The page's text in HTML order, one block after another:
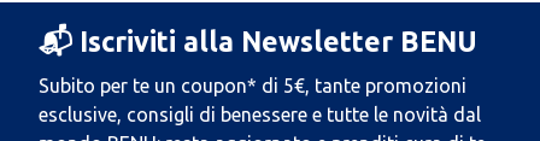
📬 Iscriviti alla Newsletter BENU
Subito per te un coupon* di 5€, tante promozioni
esclusive, consigli di benessere e tutte le novità dal